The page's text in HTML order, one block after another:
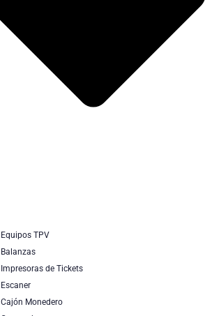
Equipos TPV
Balanzas
Impresoras de Tickets
Escaner
Cajón Monedero